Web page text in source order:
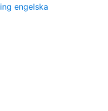
engelska